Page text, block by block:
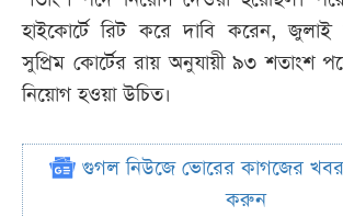
হাইকোর্টে রিট করে দাবি করেন,
সুপ্রিম কোর্টের রায় অনুযায়ী ৯৩ শতাংশ
নিয়োগ হওয়া উচিত।
গুগল নিউজে ভোরের কাগজের
করুন